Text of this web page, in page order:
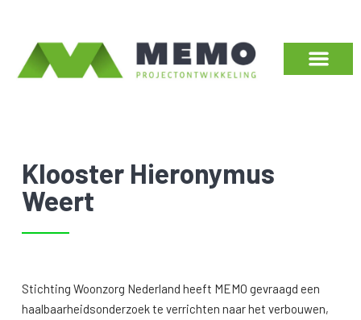
Klooster Hieronymus
Weert
Stichting Woonzorg Nederland heeft MEMO gevraagd een
haalbaarheidsonderzoek te verrichten naar het verbouwen,